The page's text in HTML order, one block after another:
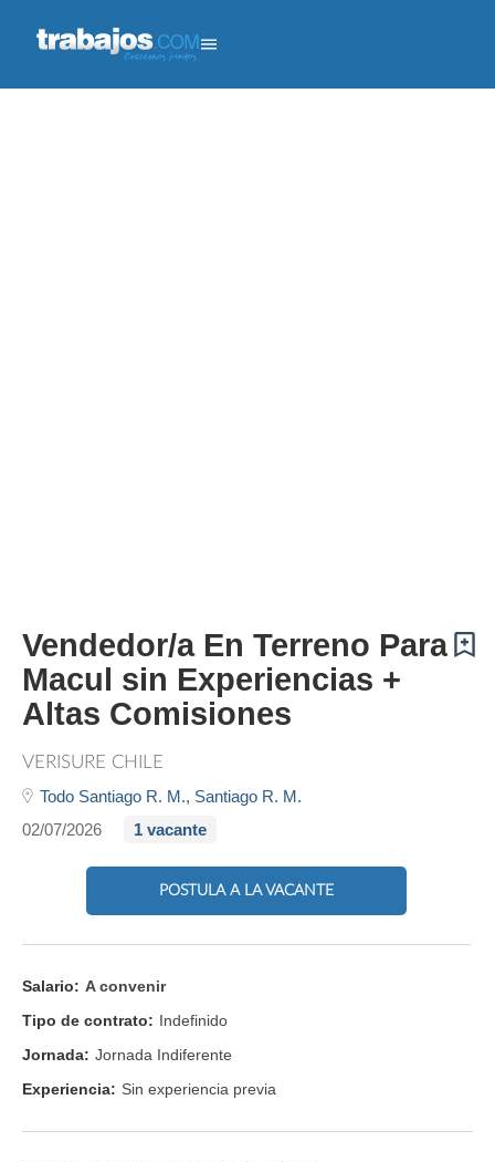
Vendedor/a En Terreno Para
Macul sin Experiencias +
Altas Comisiones
VERISURE CHILE
Todo Santiago R. M., Santiago R. M.
02/07/2026
1 vacante
POSTULA A LA VACANTE
Salario: A convenir
Tipo de contrato: Indefinido
Jornada: Jornada Indiferente
Experiencia: Sin experiencia previa